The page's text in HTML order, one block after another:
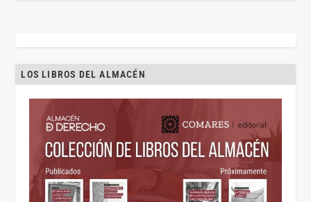
LOS LIBROS DEL ALMACÉN